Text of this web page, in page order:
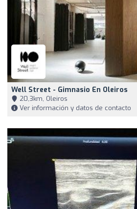
Well Street - Gimnasio En Oleiros
20,3km, Oleiros
Ver información y datos de contacto